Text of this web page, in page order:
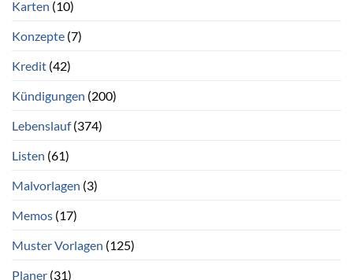
Karten (10)
Konzepte (7)
Kredit (42)
Kündigungen (200)
Lebenslauf(374)
Listen (61)
Malvorlagen (3)
Memos (17)
Muster Vorlagen (125)
Planer (31)